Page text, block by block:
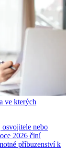
ve kterých
nebo
2026 činí
příbuzenství k